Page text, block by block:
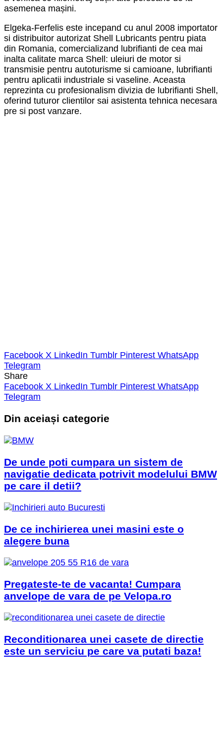
asemenea mașini.
Elgeka-Ferfelis este incepand cu anul 2008 importator
si distribuitor autorizat Shell Lubricants pentru piata
din Romania, comercializand lubrifianti de cea mai
inalta calitate marca Shell: uleiuri de motor si
transmisie pentru autoturisme si camioane, lubrifianti
pentru aplicatii industriale si vaseline. Aceasta
reprezinta cu profesionalism divizia de lubrifianti Shell,
oferind tuturor clientilor sai asistenta tehnica necesara
pre si post vanzare.
Facebook X LinkedIn Tumblr Pinterest WhatsApp
Telegram
Share
Facebook X LinkedIn Tumblr Pinterest WhatsApp
Telegram
Din aceiași categorie
De unde poti cumpara un sistem de
navigatie dedicata potrivit modelului BMW
pe care il detii?
De ce inchirierea unei masini este o
alegere buna
Pregateste-te de vacanta! Cumpara
anvelope de vara de pe Velopa.ro
Reconditionarea unei casete de directie
este un serviciu pe care va putati baza!